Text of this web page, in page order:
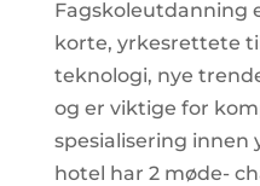
Fagskoleutdanning
korte, yrkesrettete
teknologi, nye
og er viktige for
spesialisering innen
hotel har 2 møde-